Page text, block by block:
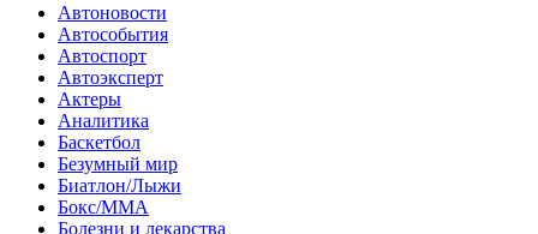
Автоновости
Автособытия
Автоспорт
Автоэксперт
Актеры
Аналитика
Баскетбол
Безумный мир
Биатлон/Лыжи
Бокс/MMA
Болезни и лекарства